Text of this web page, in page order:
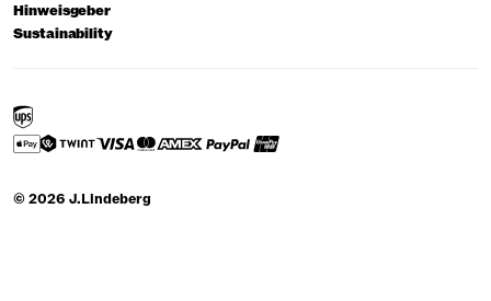
Hinweisgeber
Sustainability
© 2026 J.Lindeberg